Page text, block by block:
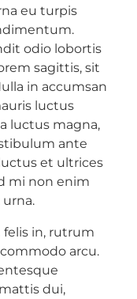
eu turpis
odio lobortis
sagittis, sit
in accumsan
luctus
luctus magna,
ante
et ultrices
mi non enim
felis in, rutrum
arcu.
dui,